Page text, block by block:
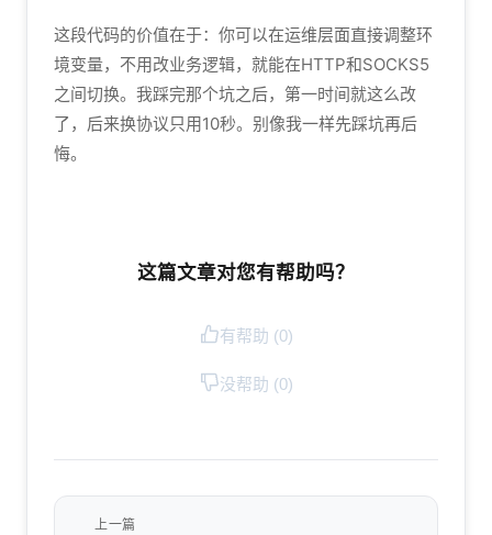
这段代码的价值在于：你可以在运维层面直接调整环
境变量，不用改业务逻辑，就能在HTTP和SOCKS5
之间切换。我踩完那个坑之后，第一时间就这么改
了，后来换协议只用10秒。别像我一样先踩坑再后
悔。
这篇文章对您有帮助吗？
有帮助 (0)
没帮助 (0)
上一篇